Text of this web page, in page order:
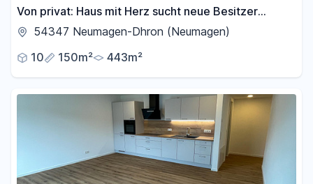
Von privat: Haus mit Herz sucht neue Besitzer
inklusiv Baugrundstück
54347 Neumagen-Dhron (Neumagen)
10
150m² 443m²